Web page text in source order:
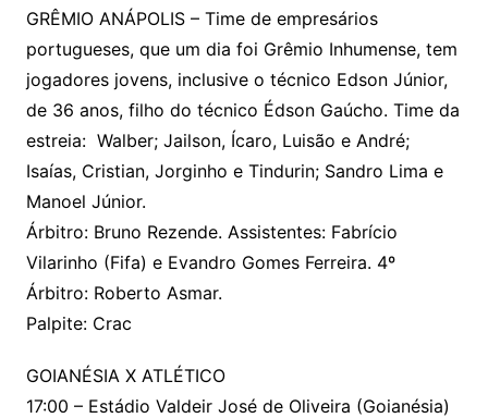
GRÊMIO ANÁPOLIS – Time de empresários
portugueses, que um dia foi Grêmio Inhumense, tem
jogadores jovens, inclusive o técnico Edson Júnior,
de 36 anos, filho do técnico Édson Gaúcho. Time da
estreia: Walber; Jailson, Ícaro, Luisão e André;
Isaías, Cristian, Jorginho e Tindurin; Sandro Lima e
Manoel Júnior.
Árbitro: Bruno Rezende. Assistentes: Fabrício
Vilarinho (Fifa) e Evandro Gomes Ferreira. 4º
Árbitro: Roberto Asmar.
Palpite: Crac
GOIANÉSIA X ATLÉTICO
17:00 – Estádio Valdeir José de Oliveira (Goianésia)